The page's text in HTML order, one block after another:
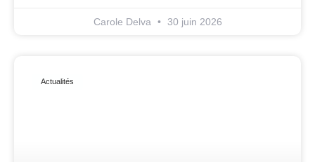
Carole Delva 30 juin 2026
Actualités